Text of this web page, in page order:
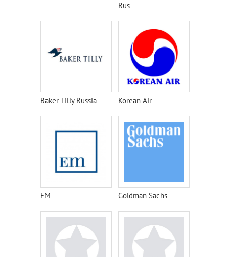
Rus
Baker Tilly Russia Korean Air
EM Goldman Sachs